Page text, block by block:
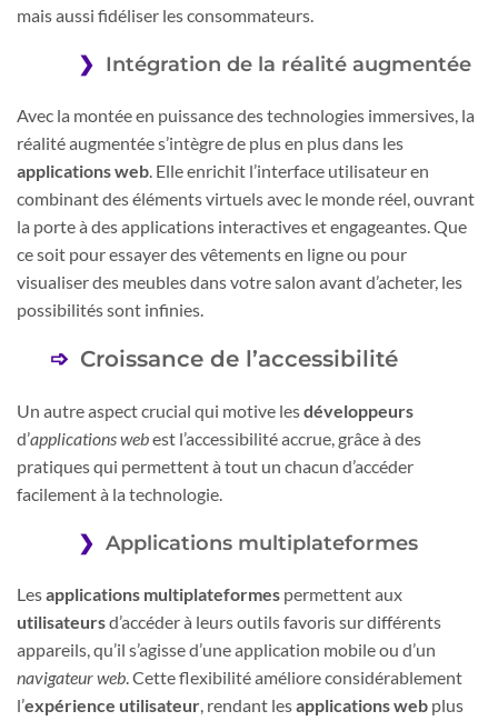
mais aussi fidéliser les consommateurs.
Intégration de la réalité augmentée
Avec la montée en puissance des technologies immersives, la
réalité augmentée s’intègre de plus en plus dans les
applications web. Elle enrichit l’interface utilisateur en
combinant des éléments virtuels avec le monde réel, ouvrant
la porte à des applications interactives et engageantes. Que
ce soit pour essayer des vêtements en ligne ou pour
visualiser des meubles dans votre salon avant d’acheter, les
possibilités sont infinies.
Croissance de l’accessibilité
Un autre aspect crucial qui motive lesdéveloppeurs
d’applications webest l’accessibilité accrue, grâce à des
pratiques qui permettent à tout un chacun d’accéder
facilement à la technologie.
Applications multiplateformes
Lesapplications multiplateformes permettent aux
utilisateursd’accéder à leurs outils favoris sur différents
appareils, qu’il s’agisse d’une application mobile ou d’un
navigateur web. Cette flexibilité améliore considérablement
l’expérience utilisateur, rendant lesapplications web plus